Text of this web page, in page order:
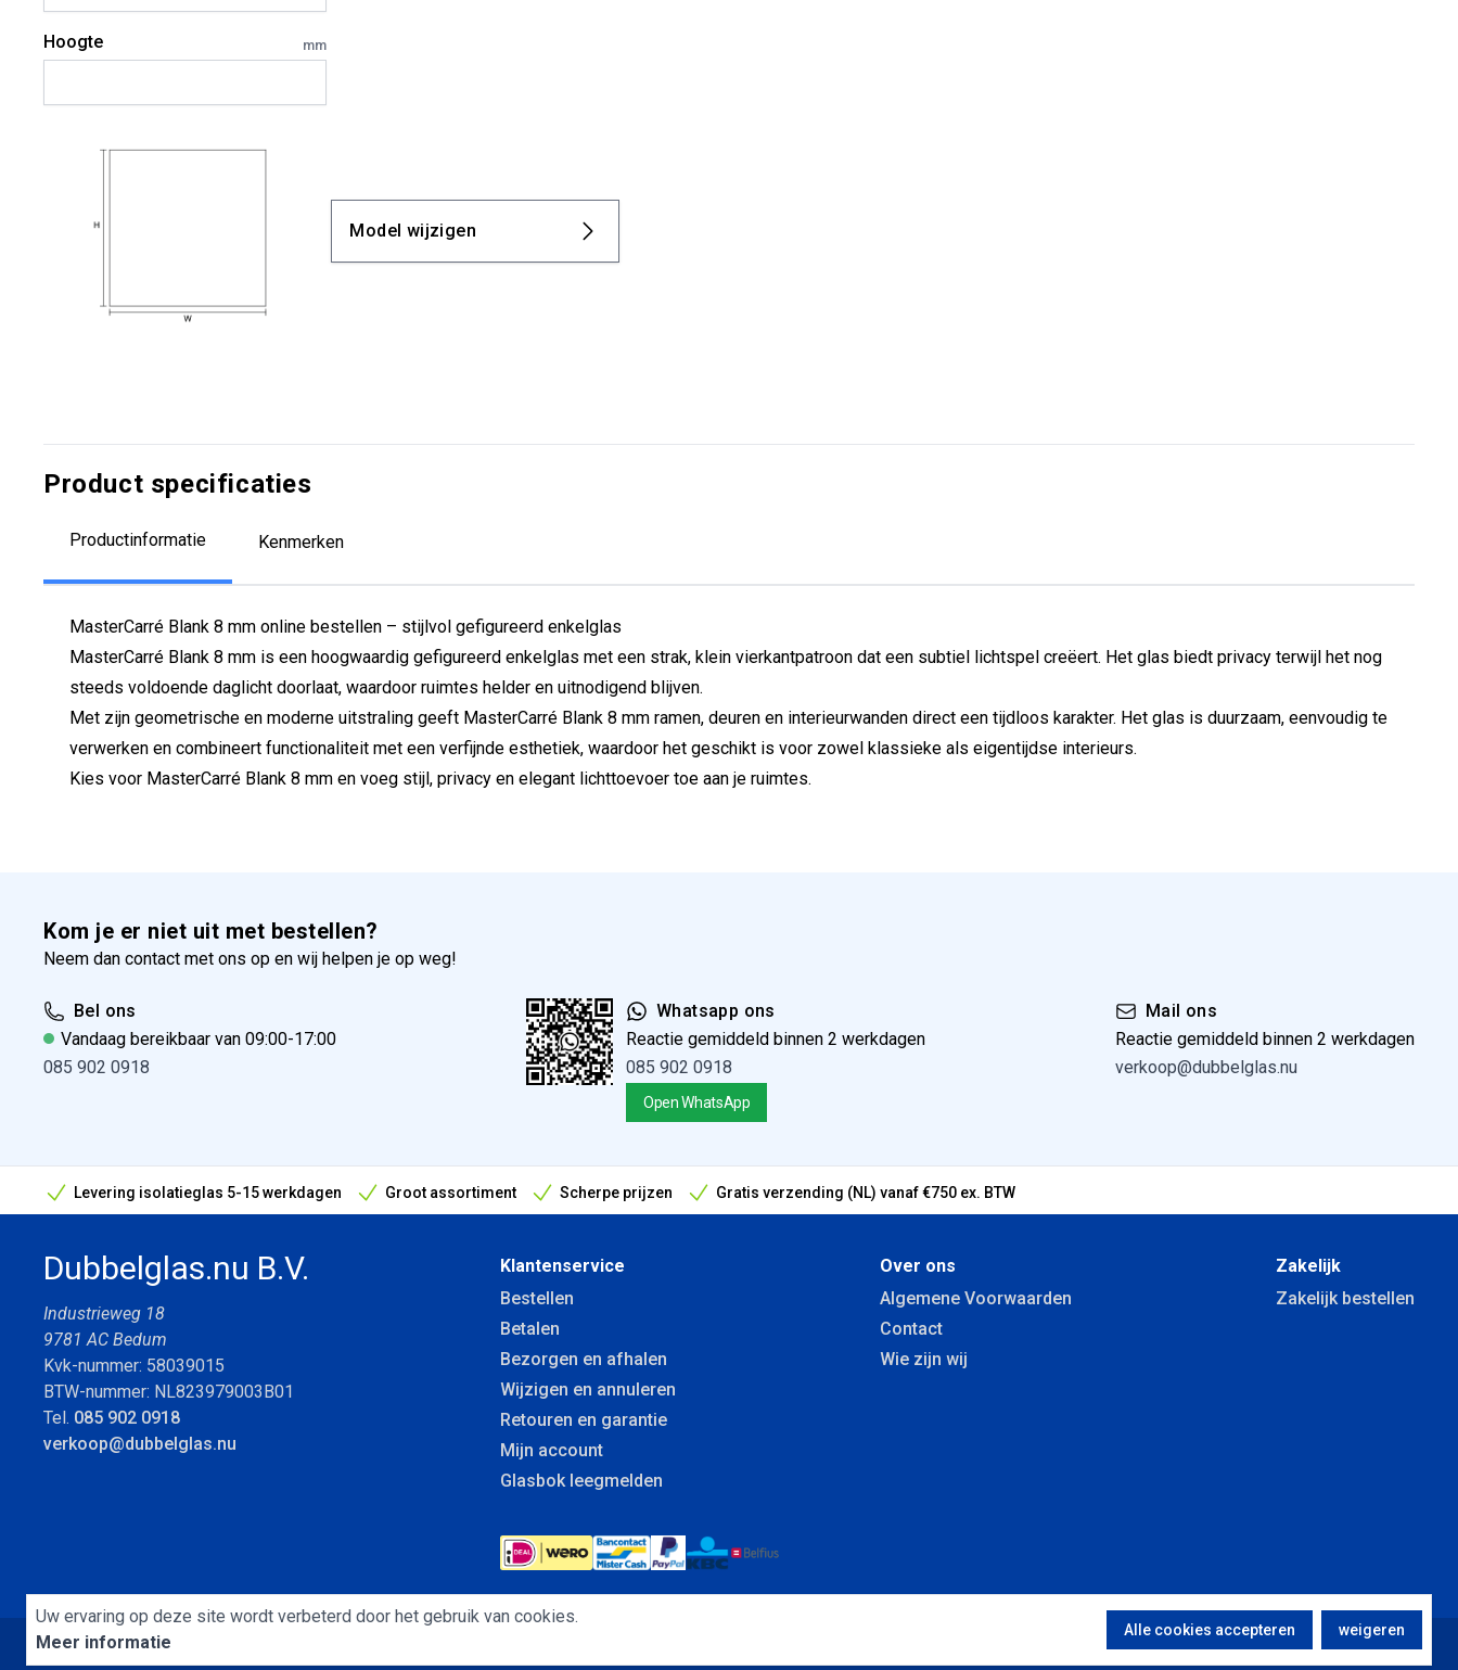
Hoogte mm
Model wijzigen
Product specificaties
Productinformatie Kenmerken
MasterCarré Blank 8 mm online bestellen – stijlvol gefigureerd enkelglas
MasterCarré Blank 8 mm is een hoogwaardig gefigureerd enkelglas met een strak, klein vierkantpatroon dat een subtiel lichtspel creëert. Het glas biedt privacy terwijl het nog
steeds voldoende daglicht doorlaat, waardoor ruimtes helder en uitnodigend blijven.
Met zijn geometrische en moderne uitstraling geeft MasterCarré Blank 8 mm ramen, deuren en interieurwanden direct een tijdloos karakter. Het glas is duurzaam, eenvoudig te
verwerken en combineert functionaliteit met een verfijnde esthetiek, waardoor het geschikt is voor zowel klassieke als eigentijdse interieurs.
Kies voor MasterCarré Blank 8 mm en voeg stijl, privacy en elegant lichttoevoer toe aan je ruimtes.
Kom je er niet uit met bestellen?
Neem dan contact met ons op en wij helpen je op weg!
Bel ons
Vandaag bereikbaar van 09:00-17:00
085 902 0918
Whatsapp ons
Reactie gemiddeld binnen 2 werkdagen
085 902 0918
Open WhatsApp
Mail ons
Reactie gemiddeld binnen 2 werkdagen
verkoop@dubbelglas.nu
Levering isolatieglas 5-15 werkdagen Groot assortiment Scherpe prijzen
Gratis verzending (NL) vanaf €750 ex. BTW
Bouwvak geopend! Óók snelle leveringen tijdens de vakantieperiode
Dubbelglas.nu B.V.
Industrieweg 18
9781 AC Bedum
Kvk-nummer: 58039015
BTW-nummer: NL823979003B01
Tel. 085 902 0918
verkoop@dubbelglas.nu
Klantenservice
Bestellen
Betalen
Bezorgen en afhalen
Wijzigen en annuleren
Retouren en garantie
Mijn account
Glasbok leegmelden
Over ons
Algemene Voorwaarden
Contact
Wie zijn wij
Zakelijk
Zakelijk bestellen
Algemene Voorwaarden Copyright Dubbelglas.nu B.V. © 2013 - 2026
Uw ervaring op deze site wordt verbeterd door het gebruik van cookies.
Meer informatie
Alle cookies accepteren weigeren